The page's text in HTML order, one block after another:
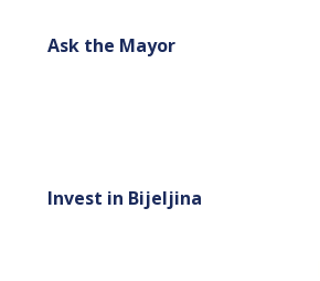
Ask the Mayor
Invest in Bijeljina